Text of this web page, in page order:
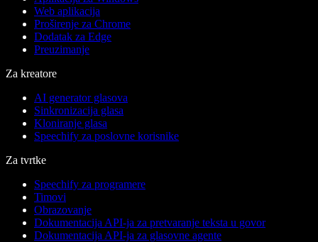
Web aplikacija
Proširenje za Chrome
Dodatak za Edge
Preuzimanje
Za kreatore
AI generator glasova
Sinkronizacija glasa
Kloniranje glasa
Speechify za poslovne korisnike
Za tvrtke
Speechify za programere
Timovi
Obrazovanje
Dokumentacija API-ja za pretvaranje teksta u govor
Dokumentacija API-ja za glasovne agente